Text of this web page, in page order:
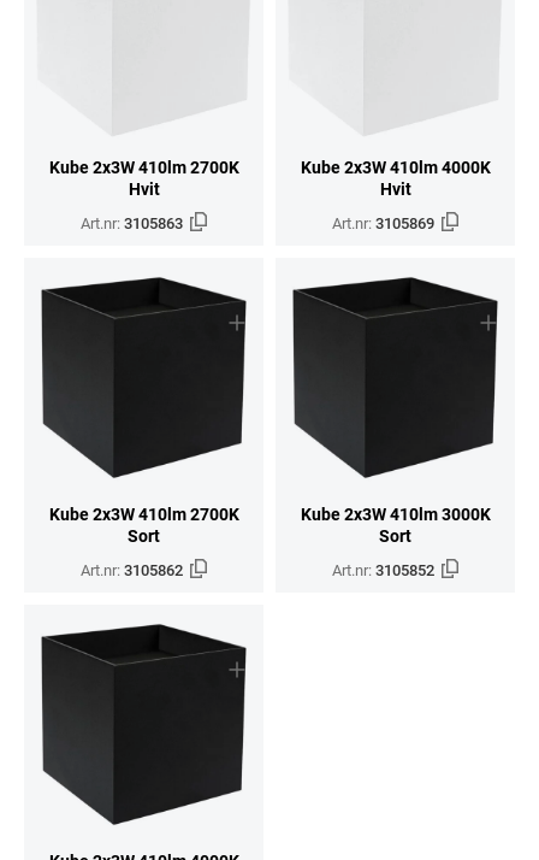
Kube 2x3W 410lm 2700K
Hvit
Art.nr:3105863
Kube 2x3W 410lm 4000K
Hvit
Art.nr:3105869
Kube 2x3W 410lm 2700K
Sort
Art.nr:3105862
Kube 2x3W 410lm 3000K
Sort
Art.nr:3105852